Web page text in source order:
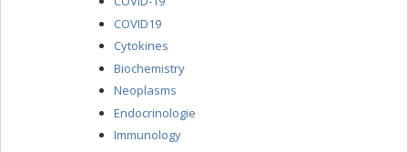
COVID19
Cytokines
Biochemistry
Neoplasms
Endocrinologie
Immunology